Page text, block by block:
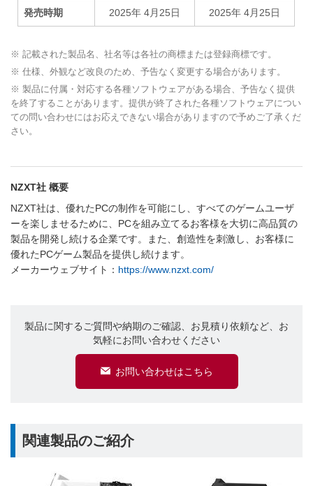
発売時期 2025年 4月25日 2025年 4月25日
※ 記載された製品名、社名等は各社の商標または登録商標です。
※ 仕様、外観など改良のため、予告なく変更する場合があります。
※ 製品に付属・対応する各種ソフトウェアがある場合、予告なく提供
を終了することがあります。提供が終了された各種ソフトウェアについ
ての問い合わせにはお応えできない場合がありますので予めご了承くだ
さい。
NZXT社 概要
NZXT社は、優れたPCの制作を可能にし、すべてのゲームユーザ
ーを楽しませるために、PCを組み立てるお客様を大切に高品質の
製品を開発し続ける企業です。また、創造性を刺激し、お客様に
優れたPCゲーム製品を提供し続けます。
メーカーウェブサイト： https://www.nzxt.com/
製品に関するご質問や納期のご確認、お見積り依頼など、お
気軽にお問い合わせください
お問い合わせはこちら
関連製品のご紹介